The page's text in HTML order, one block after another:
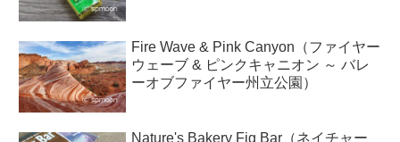
Fire Wave & Pink Canyon（ファイヤー
ウェーブ & ピンクキャニオン ～ バレ
ーオブファイヤー州立公園）
Nature's Bakery Fig Bar（ネイチャー